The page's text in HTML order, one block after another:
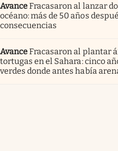
AvanceFracasaron al lanzar
océano: más de 50 años
consecuencias
AvanceFracasaron al plantar
tortugas en el Sahara: cinco
verdes donde antes había